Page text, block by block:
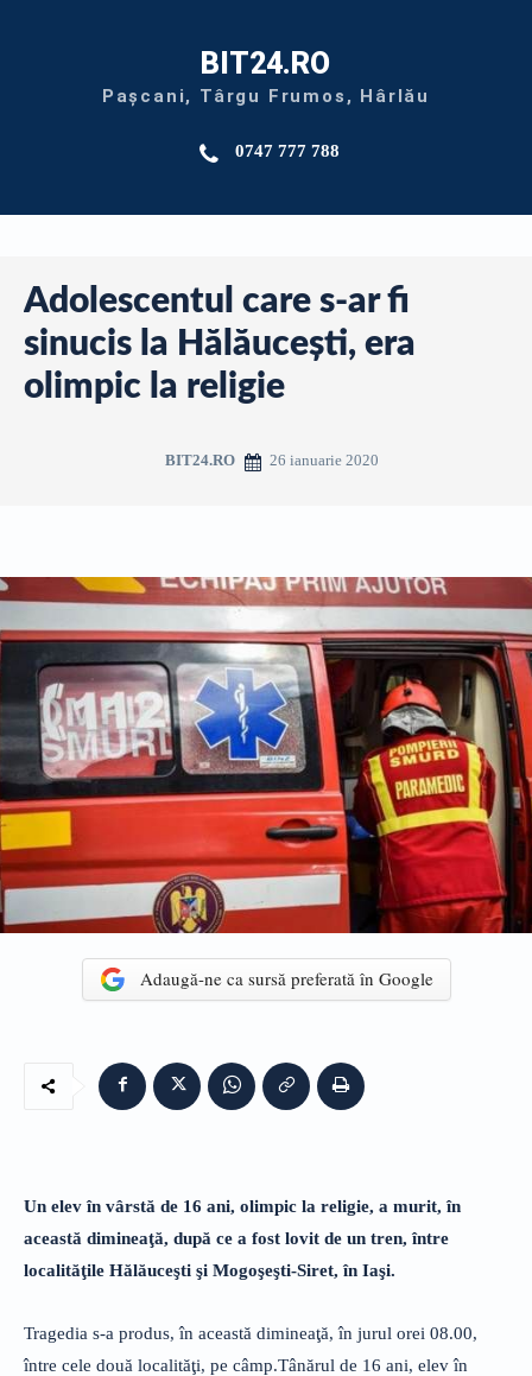
BIT24.RO
Pașcani, Târgu Frumos, Hârlău
0747 777 788
Adolescentul care s-ar fi
sinucis la Hălăucești, era
olimpic la religie
BIT24.RO 26 ianuarie 2020
Adaugă-ne ca sursă preferată în Google
Un elev în vârstă de 16 ani, olimpic la religie, a murit, în
această dimineaţă, după ce a fost lovit de un tren, între
localităţile Hălăuceşti şi Mogoşeşti-Siret, în Iaşi.
Tragedia s-a produs, în această dimineaţă, în jurul orei 08.00,
între cele două localităţi, pe câmp.Tânărul de 16 ani, elev în